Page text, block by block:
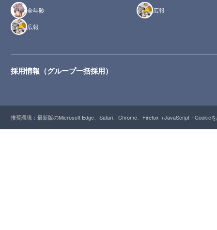
全年齢
広報
広報
採用情報（グループ一括採用）
推奨環境：最新版のMicrosoft Edge、Safari、Chrome、Firefox（JavaScript・Cookie